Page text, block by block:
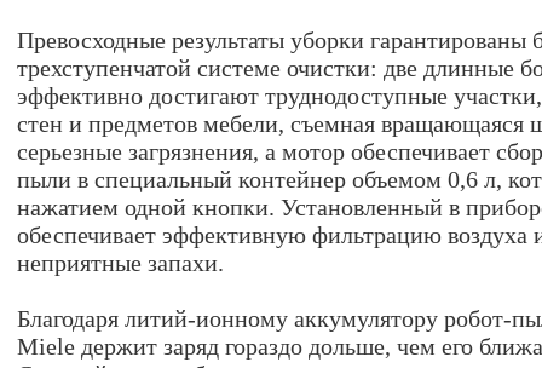
Превосходные результаты уборки гарантированы
трехступенчатой системе очистки: две длинные
эффективно достигают труднодоступные
стен и предметов мебели, съемная вращающаяся
серьезные загрязнения, а мотор обеспечивает
пыли в специальный контейнер объемом 0,6 л,
нажатием одной кнопки. Установленный в
обеспечивает эффективную фильтрацию воздуха
неприятные запахи.
Благодаря литий-ионному аккумулятору робот-
Miele держит заряд гораздо дольше, чем его